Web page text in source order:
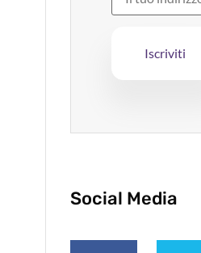
Social Media